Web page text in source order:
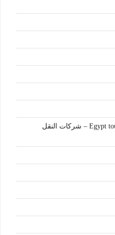
Egypt tourism transportation companies – شركات النقل